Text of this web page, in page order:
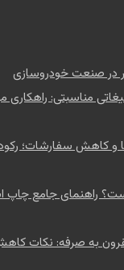
در صنعت خودروسازی
مناسبتی: راهکاری
و کاهش سفارشات؛
راهنمای جامع چاپ
به صرفه: نکات